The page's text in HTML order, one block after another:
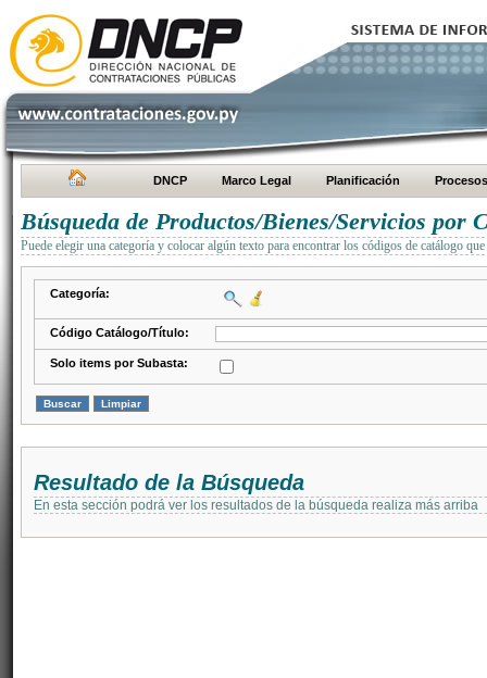
DNCP Marco Legal Planificación Procesos
Búsqueda de Productos/Bienes/Servicios por
Puede elegir una categoría y colocar algún texto para encontrar los códigos de catálogo
Categoría:
Código Catálogo/Título:
Solo items por Subasta:
Resultado de la Búsqueda
En esta sección podrá ver los resultados de la búsqueda realiza más arriba